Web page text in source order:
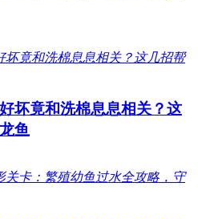
坏竟和洗棉息息相关？这
鱼